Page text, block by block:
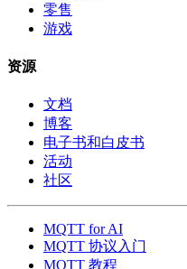
零售
游戏
资源
文档
博客
电子书和白皮书
活动
社区
MQTT for AI
MQTT 协议入门
MQTT 教程